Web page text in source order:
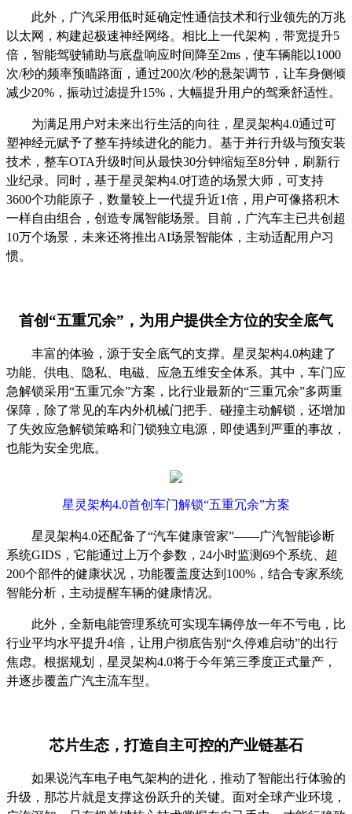
此外，广汽采用低时延确定性通信技术和行业领先的万兆
以太网，构建起极速神经网络。相比上一代架构，带宽提升5
倍，智能驾驶辅助与底盘响应时间降至2ms ，使车辆能以1000
次/秒的频率预瞄路面，通过200次/秒的悬架调节，让车身侧倾
减少20% ，振动过滤提升15% ，大幅提升用户的驾乘舒适性。
为满足用户对未来出行生活的向往，星灵架构4.0通过可
塑神经元赋予了整车持续进化的能力。基于并行升级与预安装
技术，整车OTA升级时间从最快30分钟缩短至8分钟，刷新行
业纪录。同时，基于星灵架构4.0打造的场景大师，可支持
3600个功能原子，数量较上一代提升近1倍，用户可像搭积木
一样自由组合，创造专属智能场景。目前，广汽车主已共创超
10万个场景，未来还将推出AI场景智能体，主动适配用户习
惯。
首创 “五重冗余”，为用户提供全方位的安全底气
丰富的体验，源于安全底气的支撑。星灵架构4.0构建了
功能、供电、隐私、电磁、应急五维安全体系。其中，车门应
急解锁采用“五重冗余”方案，比行业最新的“三重冗余”多两重
保障，除了常见的车内外机械门把手、碰撞主动解锁，还增加
了失效应急解锁策略和门锁独立电源，即使遇到严重的事故，
也能为安全兜底。
星灵架构4.0首创车门解锁“五重冗余”方案
星灵架构4.0还配备了“汽车健康管家”——广汽智能诊断
系统GIDS ，它能通过上万个参数， 24小时监测69个系统、超
200个部件的健康状况，功能覆盖度达到 100% ，结合专家系统
智能分析，主动提醒车辆的健康情况。
此外，全新电能管理系统可实现车辆停放一年不亏电，比
行业平均水平提升4倍，让用户彻底告别“久停难启动”的出行
焦虑。根据规划，星灵架构4.0将于今年第三季度正式量产，
并逐步覆盖广汽主流车型。
芯片生态，打造自主可控的产业链基石
如果说汽车电子电气架构的进化，推动了智能出行体验的
升级，那芯片就是支撑这份跃升的关键。面对全球产业环境，